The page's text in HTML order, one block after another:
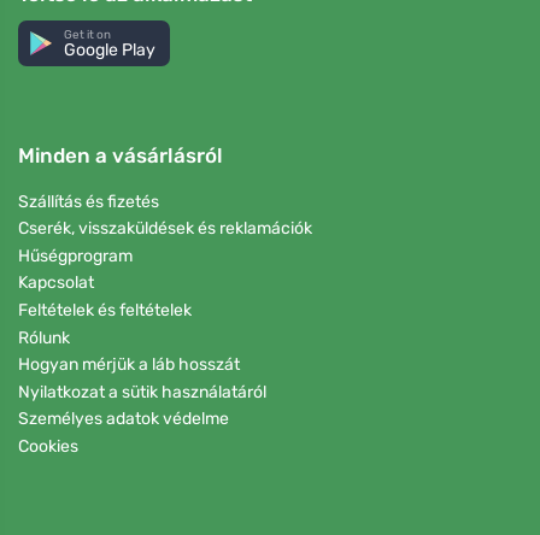
Get it on
Google Play
Minden a vásárlásról
Szállítás és fizetés
Cserék, visszaküldések és reklamációk
Hűségprogram
Kapcsolat
Feltételek és feltételek
Rólunk
Hogyan mérjük a láb hosszát
Nyilatkozat a sütik használatáról
Személyes adatok védelme
Cookies